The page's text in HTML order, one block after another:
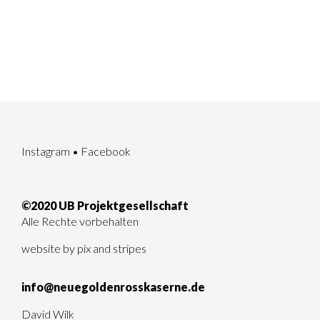
Instagram • Facebook
©2020 UB Projektgesellschaft
Alle Rechte vorbehalten
website by pix and stripes
info@neuegoldenrosskaserne.de
David Wilk